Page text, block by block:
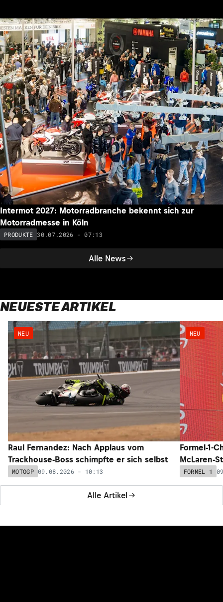
Alle News
Intermot 2027: Motorradbranche bekennt sich zur
Motorradmesse in Köln
PRODUKTE 30.07.2026 - 07:13
NEUESTE ARTIKEL
Alle Artikel
NEU
Raul Fernandez: Nach Applaus vom
Trackhouse-Boss schimpfte er sich selbst
MOTOGP 09.08.2026 - 10:13
NEU
Formel-1-
McLaren-
FORMEL 1